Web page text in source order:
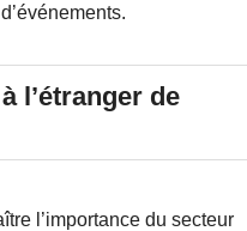
l’étranger de
l’importance du secteur